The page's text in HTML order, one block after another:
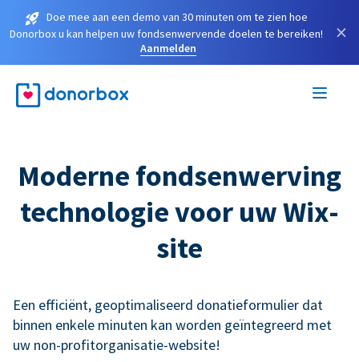
Doe mee aan een demo van 30 minuten om te zien hoe
Donorbox u kan helpen uw fondsenwervende doelen te bereiken!
Aanmelden
×
Moderne fondsenwerving
technologie voor uw Wix-
site
Een efficiënt, geoptimaliseerd donatieformulier dat
binnen enkele minuten kan worden geïntegreerd met
uw non-profitorganisatie-website!